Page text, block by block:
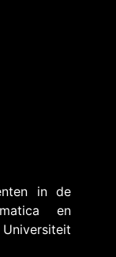
in de
en